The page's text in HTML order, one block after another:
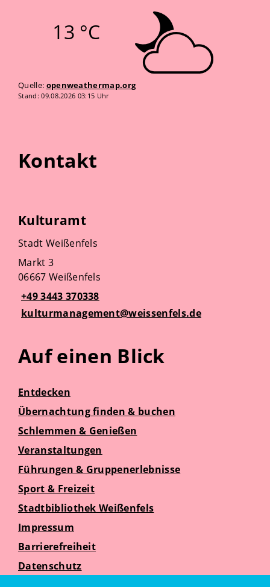
13 °C
Quelle: openweathermap.org
Stand: 09.08.2026 03:15 Uhr
Kontakt
Kulturamt
Stadt Weißenfels
Markt 3
06667 Weißenfels
+49 3443 370338
kulturmanagement@weissenfels.de
Auf einen Blick
Entdecken
Übernachtung finden & buchen
Schlemmen & Genießen
Veranstaltungen
Führungen & Gruppenerlebnisse
Sport & Freizeit
Stadtbibliothek Weißenfels
Impressum
Barrierefreiheit
Datenschutz